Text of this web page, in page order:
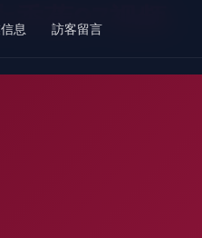
蕉97视频-
息 訪客留言